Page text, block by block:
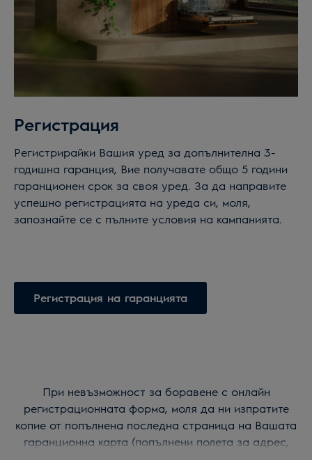
Регистрация
Регистрирайки Вашия уред за допълнителна 3-
годишна гаранция, Вие получавате общо 5 години
гаранционен срок за своя уред. За да направите
успешно регистрацията на уреда си, моля,
запознайте се с пълните условия на кампанията.
Регистрация на гаранцията
При невъзможност за боравене с онлайн
регистрационната форма, моля да ни изпратите
копие от попълнена последна страница на Вашата
гаранционна карта (попълнени полета за адрес,